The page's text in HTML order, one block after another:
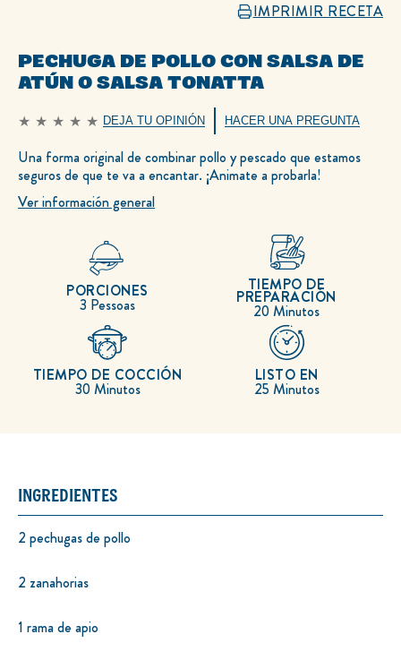
IMPRIMIR RECETA
PECHUGA DE POLLO CON SALSA DE
ATÚN O SALSA TONATTA
No
han
enviado
calificaciones
para
este
recipe
DEJA TU OPINIÓN HACER UNA PREGUNTA
Una forma original de combinar pollo y pescado que estamos
seguros de que te va a encantar. ¡Animate a probarla!
Ver información general
3 Pessoas
PORCIONES
20 Minutos
TIEMPO DE
PREPARACIÓN
30 Minutos
TIEMPO DE COCCIÓN
25 Minutos
LISTO EN
INGREDIENTES
2 pechugas de pollo
2 zanahorias
1 rama de apio